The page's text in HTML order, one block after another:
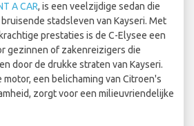
A CAR, is een veelzijdige sedan die
stadsleven van Kayseri. Met
prestaties is de C-Elysee een
gezinnen of zakenreizigers die
door de drukke straten van Kayseri.
een belichaming van Citroen's
zorgt voor een milieuvriendelijke